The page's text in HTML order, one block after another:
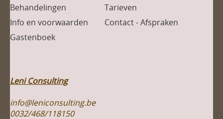
Behandelingen
Tarieven
Info en voorwaarden
Contact - Afspraken
Gastenboek
Leni Consulting
info@leniconsulting.be
0032/468/118150